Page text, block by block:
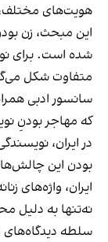
هویت‌های مختلف،
این مبحث، زن
شده است. برای
متفاوت شکل
سانسور ادبی
که مهاجر بودنِ
در ایران،
بودن این
ایران، واژه‌های
نه‌تنها به دلیل
سلطه‌ دیدگاه‌های